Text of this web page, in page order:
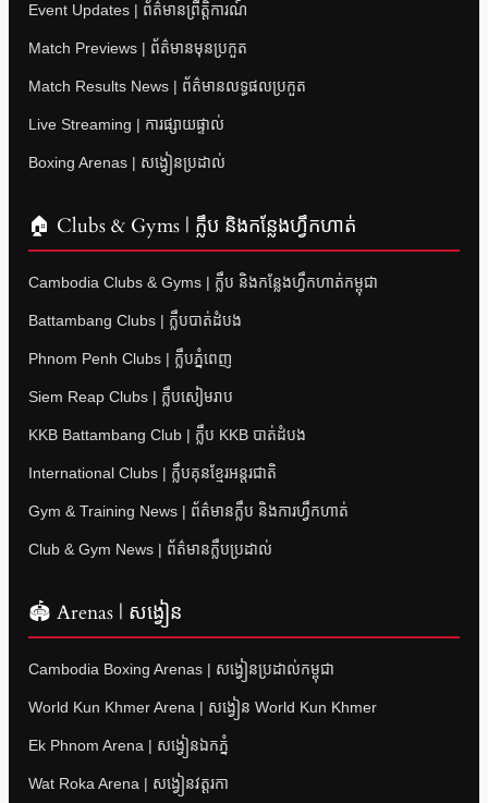
Event Updates | ព័ត៌មានព្រឹត្តិការណ៍
Match Previews | ព័ត៌មានមុនប្រកួត
Match Results News | ព័ត៌មានលទ្ធផលប្រកួត
Live Streaming | ការផ្សាយផ្ទាល់
Boxing Arenas | សង្វៀនប្រដាល់
🏠 Clubs & Gyms | ក្លឹប និងកន្លែងហ្វឹកហាត់
Cambodia Clubs & Gyms | ក្លឹប និងកន្លែងហ្វឹកហាត់កម្ពុជា
Battambang Clubs | ក្លឹបបាត់ដំបង
Phnom Penh Clubs | ក្លឹបភ្នំពេញ
Siem Reap Clubs | ក្លឹបសៀមរាប
KKB Battambang Club | ក្លឹប KKB បាត់ដំបង
International Clubs | ក្លឹបគុនខ្មែរអន្តរជាតិ
Gym & Training News | ព័ត៌មានក្លឹប និងការហ្វឹកហាត់
Club & Gym News | ព័ត៌មានក្លឹបប្រដាល់
🏟 Arenas | សង្វៀន
Cambodia Boxing Arenas | សង្វៀនប្រដាល់កម្ពុជា
World Kun Khmer Arena | សង្វៀន World Kun Khmer
Ek Phnom Arena | សង្វៀនឯកភ្នំ
Wat Roka Arena | សង្វៀនវត្តរកា